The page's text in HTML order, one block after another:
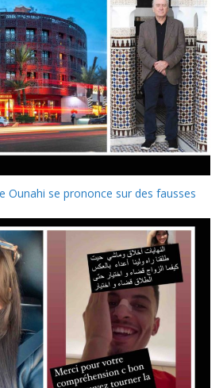
Ounahi se prononce sur des fausses